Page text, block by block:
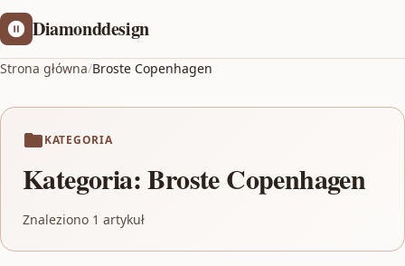
Diamonddesign
Strona główna/Broste Copenhagen
KATEGORIA
Kategoria:Broste Copenhagen
Znaleziono 1 artykuł